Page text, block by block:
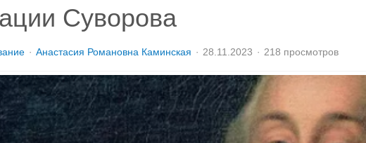
Суворова
Анастасия Романовна Каминская 28.11.2023 218 просмотров